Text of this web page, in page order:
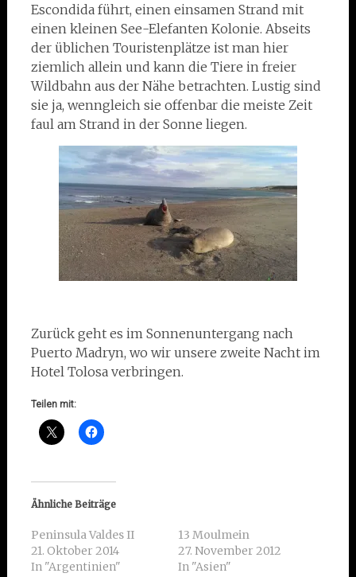
Escondida führt, einen einsamen Strand mit
einen kleinen See-Elefanten Kolonie. Abseits
der üblichen Touristenplätze ist man hier
ziemlich allein und kann die Tiere in freier
Wildbahn aus der Nähe betrachten. Lustig sind
sie ja, wenngleich sie offenbar die meiste Zeit
faul am Strand in der Sonne liegen.
Zurück geht es im Sonnenuntergang nach
Puerto Madryn, wo wir unsere zweite Nacht im
Hotel Tolosa verbringen.
Teilen mit:
Ähnliche Beiträge
Peninsula Valdes II
21. Oktober 2014
In "Argentinien"
13 Moulmein
27. November 2012
In "Asien"